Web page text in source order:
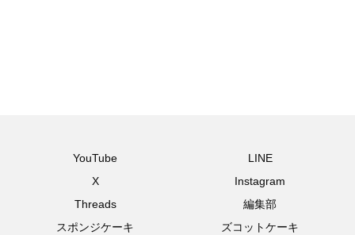
YouTube
LINE
X
Instagram
Threads
編集部
スポンジケーキ
ズコットケーキ